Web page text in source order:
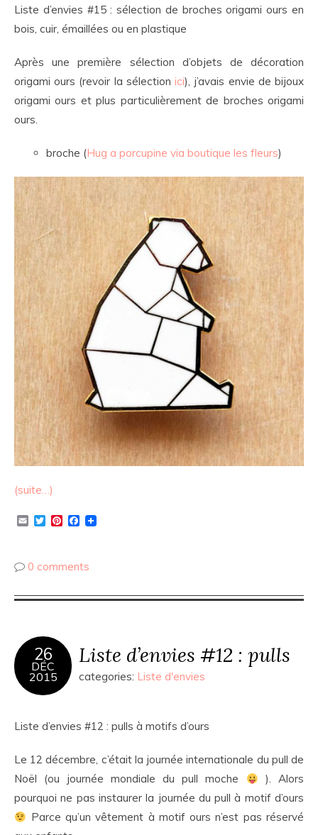
Liste d’envies #15 : sélection de broches origami ours en
bois, cuir, émaillées ou en plastique
Après une première sélection d’objets de décoration
origami ours (revoir la sélectionici), j’avais envie de bijoux
origami ours et plus particulièrement de broches origami
ours.
broche (Hug a porcupine via boutique les fleurs)
(suite…)
EmailTwitterPinterestFacebook
0 comments
26
DÉC
2015
Liste d’envies #12 : pulls
categories: Liste d'envies
Liste d’envies #12 : pulls à motifs d’ours
Le 12 décembre, c’était la journée internationale du pull de
Noël (ou journée mondiale du pull moche
). Alors
pourquoi ne pas instaurer la journée du pull à motif d’ours
Parce qu’un vêtement à motif ours n’est pas réservé